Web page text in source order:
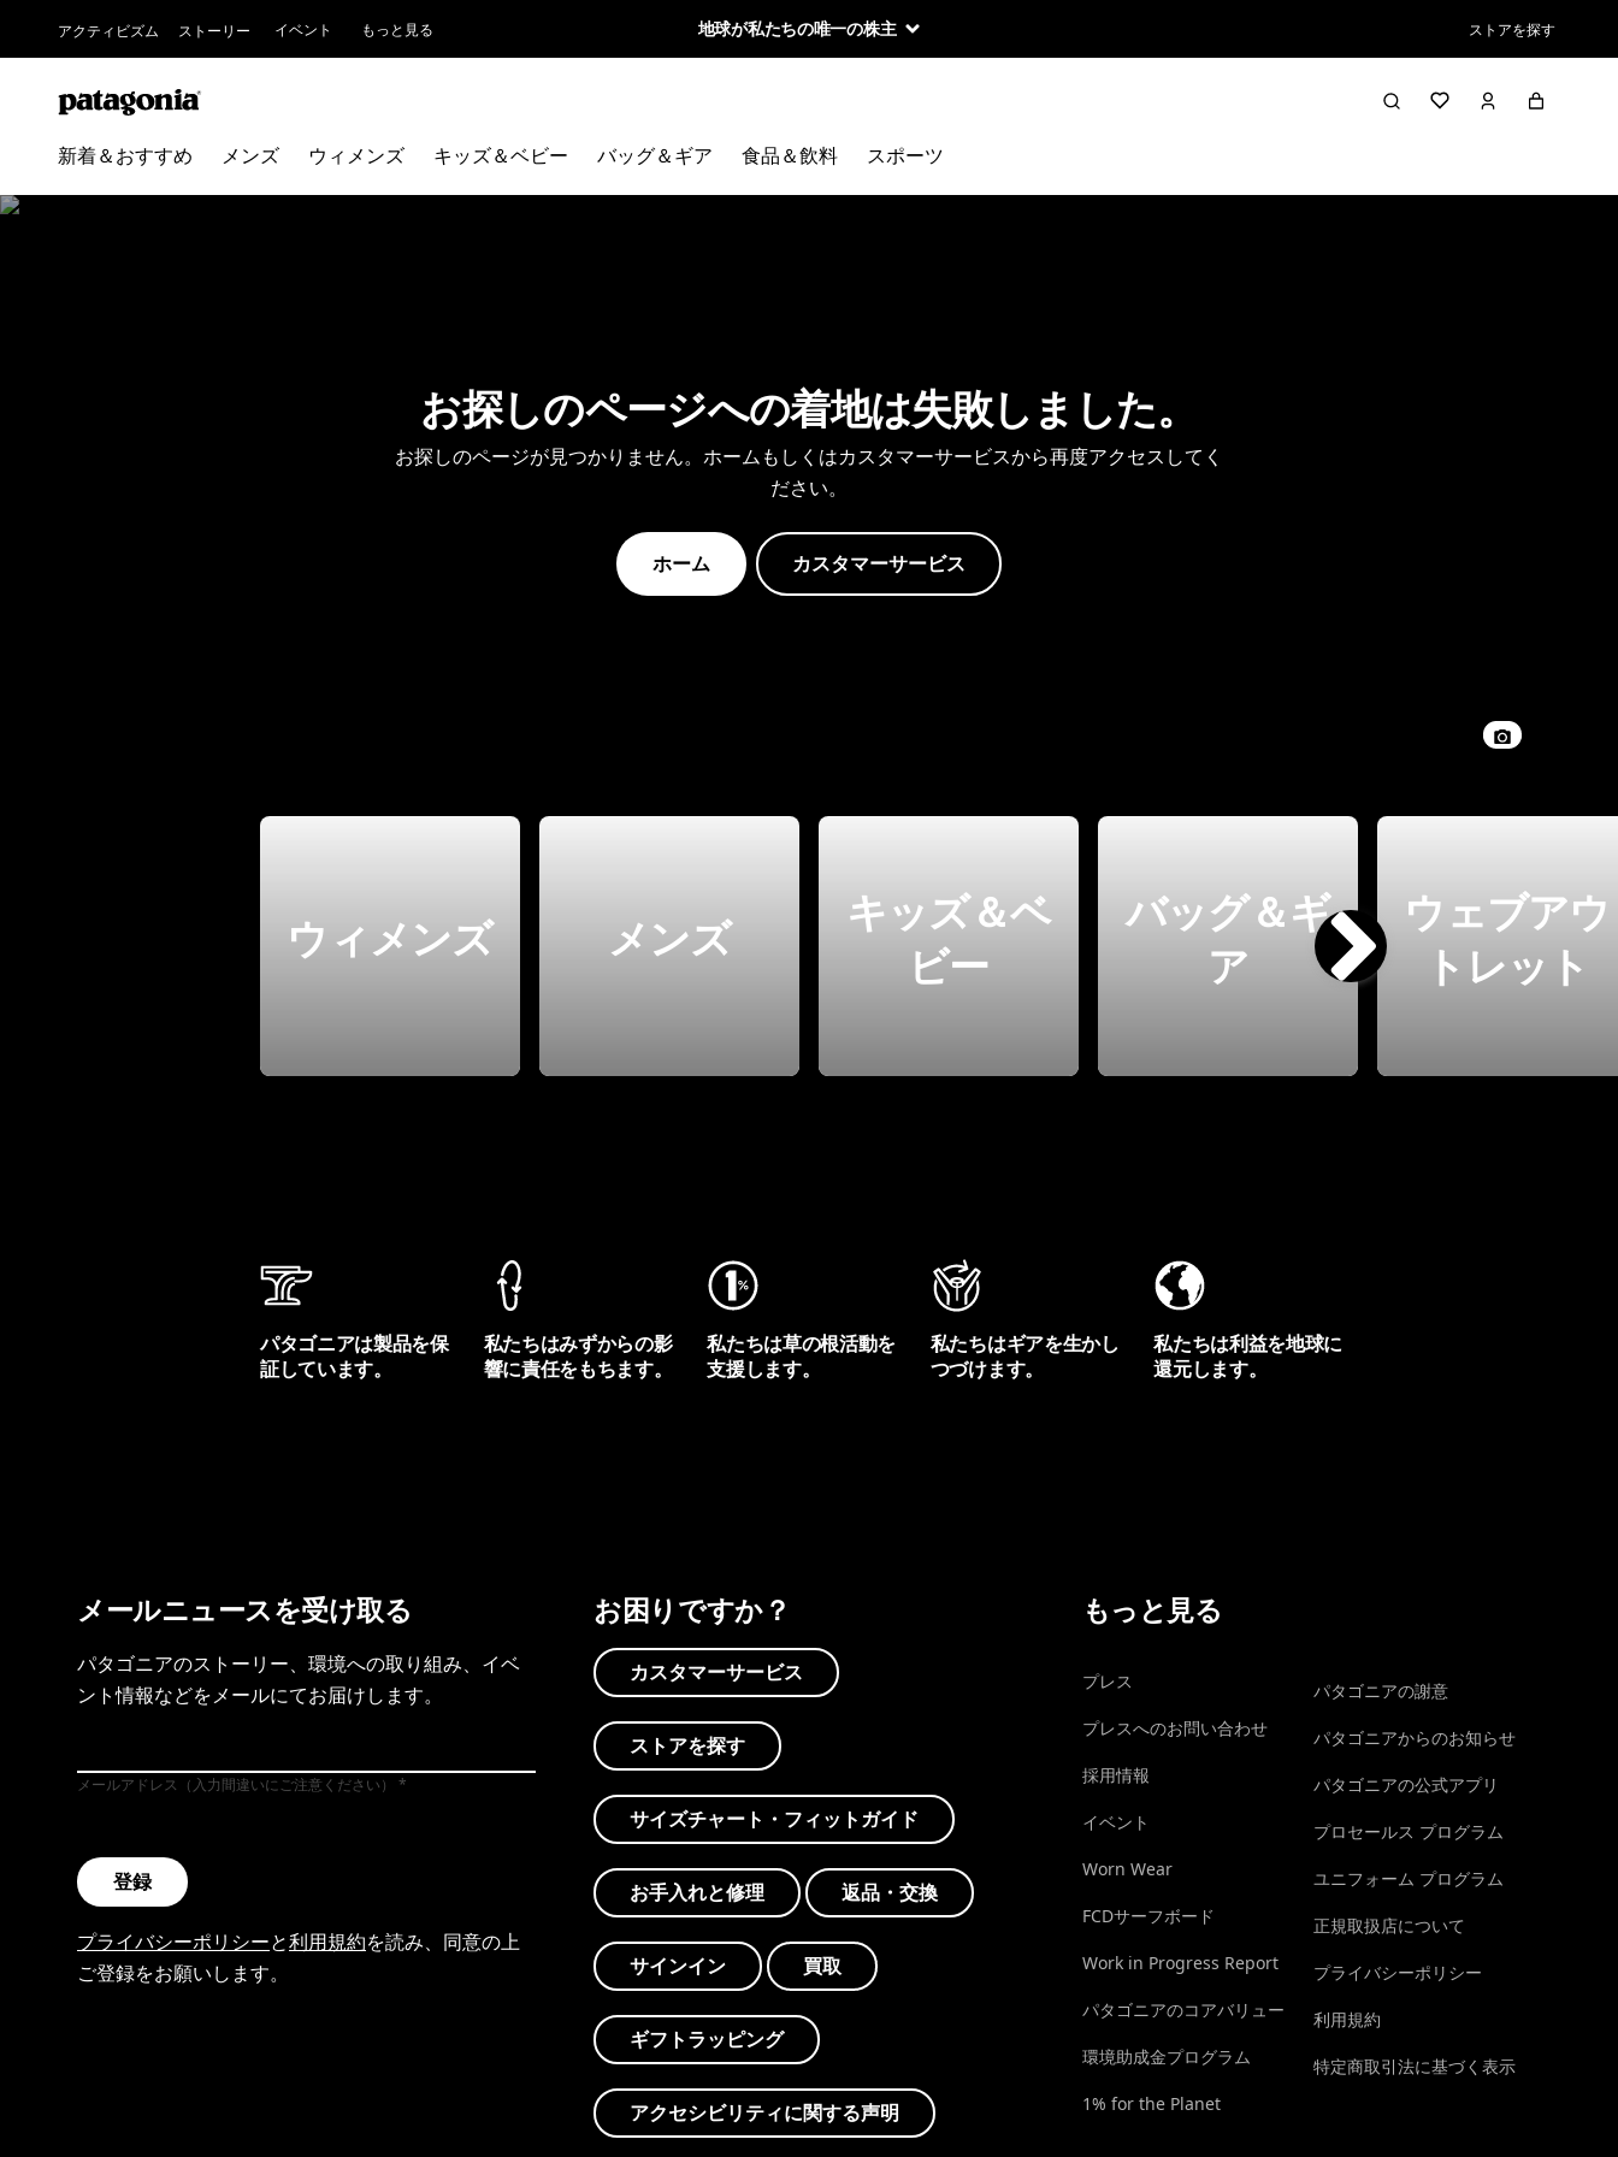
アクティビズム ストーリー イベント もっと見る 地球が私たちの唯一の株主 ストアを探す
新着＆おすすめ メンズ ウィメンズ キッズ＆ベビー バッグ＆ギア 食品＆飲料 スポーツ
お探しのページへの着地は失敗しました。
お探しのページが見つかりません。ホームもしくはカスタマーサービスから再度アクセスしてく
ださい。
ホーム カスタマーサービス
ウィメンズ メンズ
キッズ＆ベ
ビー
バッグ＆ギ
ア
ウェブアウ
トレット
パタゴニアは製品を保
証しています。
私たちはみずからの影
響に責任をもちます。
私たちは草の根活動を
支援します。
私たちはギアを生かし
つづけます。
私たちは利益を地球に
還元します。
メールニュースを受け取る
パタゴニアのストーリー、環境への取り組み、イベ
ント情報などをメールにてお届けします。
メールアドレス（入力間違いにご注意ください）
登録
プライバシーポリシーと利用規約を読み、同意の上
ご登録をお願いします。
お困りですか？
カスタマーサービス
ストアを探す
サイズチャート・フィットガイド
お手入れと修理 返品・交換
サインイン 買取
ギフトラッピング
アクセシビリティに関する声明
もっと見る
プレス
プレスへのお問い合わせ
採用情報
イベント
Worn Wear
FCDサーフボード
Work in Progress Report
パタゴニアのコアバリュー
環境助成金プログラム
1% for the Planet
パタゴニアの謝意
パタゴニアからのお知らせ
パタゴニアの公式アプリ
プロセールス プログラム
ユニフォーム プログラム
正規取扱店について
プライバシーポリシー
利用規約
特定商取引法に基づく表示